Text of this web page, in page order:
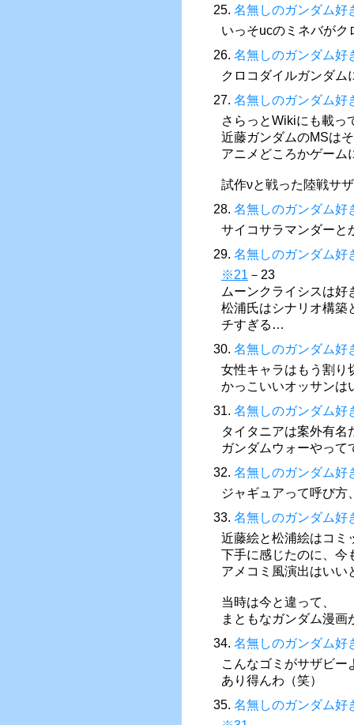
25. 名無しのガンダム好
いっそucのミネバがク
26. 名無しのガンダム好
クロコダイルガンダム
27. 名無しのガンダム好
さらっとWikiにも載っ
近藤ガンダムのMSは
アニメどころかゲーム
試作νと戦った陸戦サ
28. 名無しのガンダム好
サイコサラマンダーと
29. 名無しのガンダム好
※21 －23
ムーンクライシスは
松浦氏はシナリオ構築
チすぎる…
30. 名無しのガンダム好
女性キャラはもう割り
かっこいいオッサンは
31. 名無しのガンダム好
タイタニアは案外有名
ガンダムウォーやって
32. 名無しのガンダム好
ジャギュアって呼び方
33. 名無しのガンダム好
近藤絵と松浦絵はコミ
下手に感じたのに、
アメコミ風演出はいい
当時は今と違って、
まともなガンダム漫
34. 名無しのガンダム好
こんなゴミがサザビー
あり得んわ（笑）
35. 名無しのガンダム好